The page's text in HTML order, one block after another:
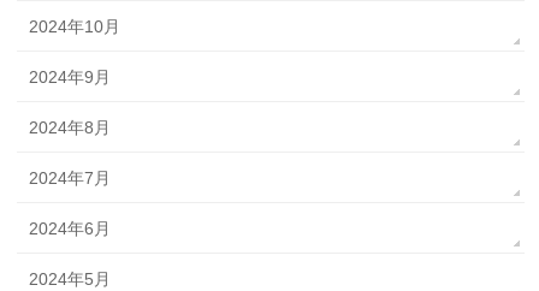
2024年10月
2024年9月
2024年8月
2024年7月
2024年6月
2024年5月